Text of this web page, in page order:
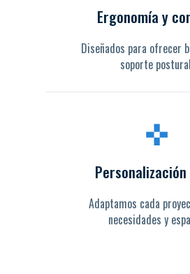
Ergonomía y
Diseñados para ofrecer
soporte
✜
Adaptamos cada
necesidades y